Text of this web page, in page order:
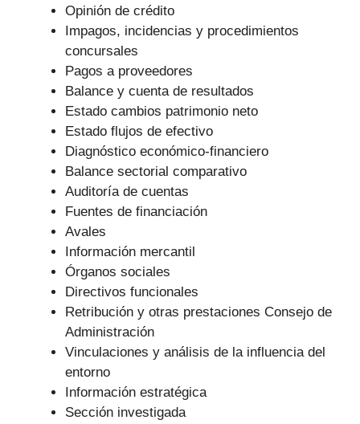
Opinión de crédito
Impagos, incidencias y procedimientos
concursales
Pagos a proveedores
Balance y cuenta de resultados
Estado cambios patrimonio neto
Estado flujos de efectivo
Diagnóstico económico-financiero
Balance sectorial comparativo
Auditoría de cuentas
Fuentes de financiación
Avales
Información mercantil
Órganos sociales
Directivos funcionales
Retribución y otras prestaciones Consejo de
Administración
Vinculaciones y análisis de la influencia del
entorno
Información estratégica
Sección investigada